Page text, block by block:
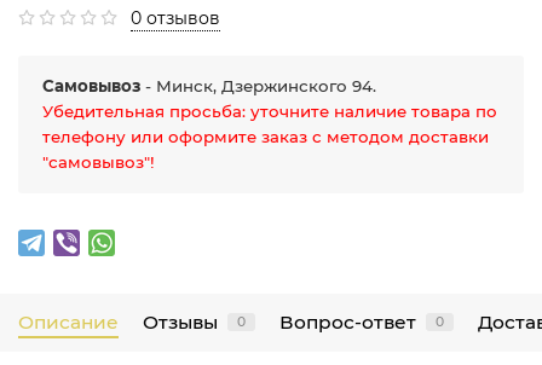
0 отзывов
Самовывоз - Минск, Дзержинского 94.
Убедительная просьба: уточните наличие товара по
телефону или оформите заказ с методом доставки
"самовывоз"!
Описание Отзывы 0 Вопрос-ответ 0